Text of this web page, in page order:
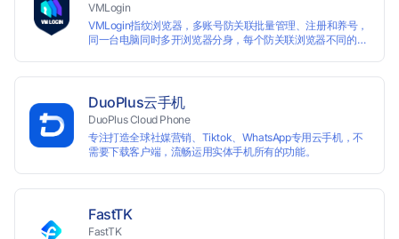
VMLogin
VMLogin指纹浏览器，多账号防关联批量管理、注册和养号，
同一台电脑同时多开浏览器分身，每个防关联浏览器不同的
DuoPlus云手机
DuoPlus Cloud Phone
专注打造全球社媒营销、Tiktok、WhatsApp专用云手机，不
需要下载客户端，流畅运用实体手机所有的功能。
FastTK
FastTK